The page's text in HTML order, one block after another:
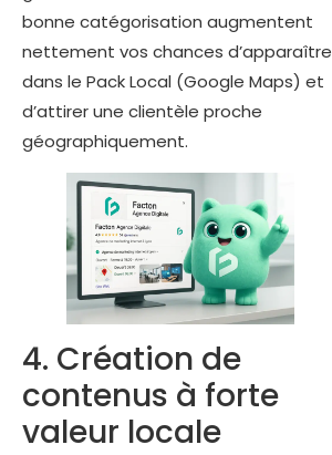
bonne catégorisation augmentent
nettement vos chances d’apparaître
dans le Pack Local (Google Maps) et
d’attirer une clientèle proche
géographiquement.
4. Création de
contenus à forte
valeur locale